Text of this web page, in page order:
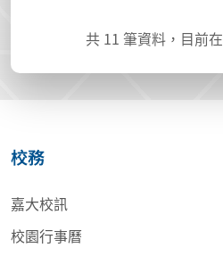
共 11 筆資料，目前在
校務
嘉大校訊
校園行事曆